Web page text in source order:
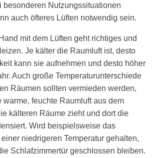
besonderen Nutzungssituationen
auch öfteres Lüften notwendig sein.
mit dem Lüften geht richtiges und
Je kälter die Raumluft ist, desto
kann sie aufnehmen und desto höher
Auch große Temperaturunterschiede
Räumen sollten vermieden werden,
warme, feuchte Raumluft aus dem
kälteren Räume zieht und dort die
Wird beispielsweise das
niedrigeren Temperatur gehalten,
Schlafzimmertür geschlossen bleiben.